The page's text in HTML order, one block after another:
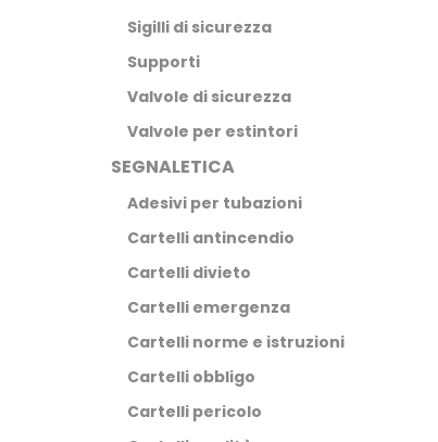
Sigilli di sicurezza
Supporti
Valvole di sicurezza
Valvole per estintori
SEGNALETICA
Adesivi per tubazioni
Cartelli antincendio
Cartelli divieto
Cartelli emergenza
Cartelli norme e istruzioni
Cartelli obbligo
Cartelli pericolo